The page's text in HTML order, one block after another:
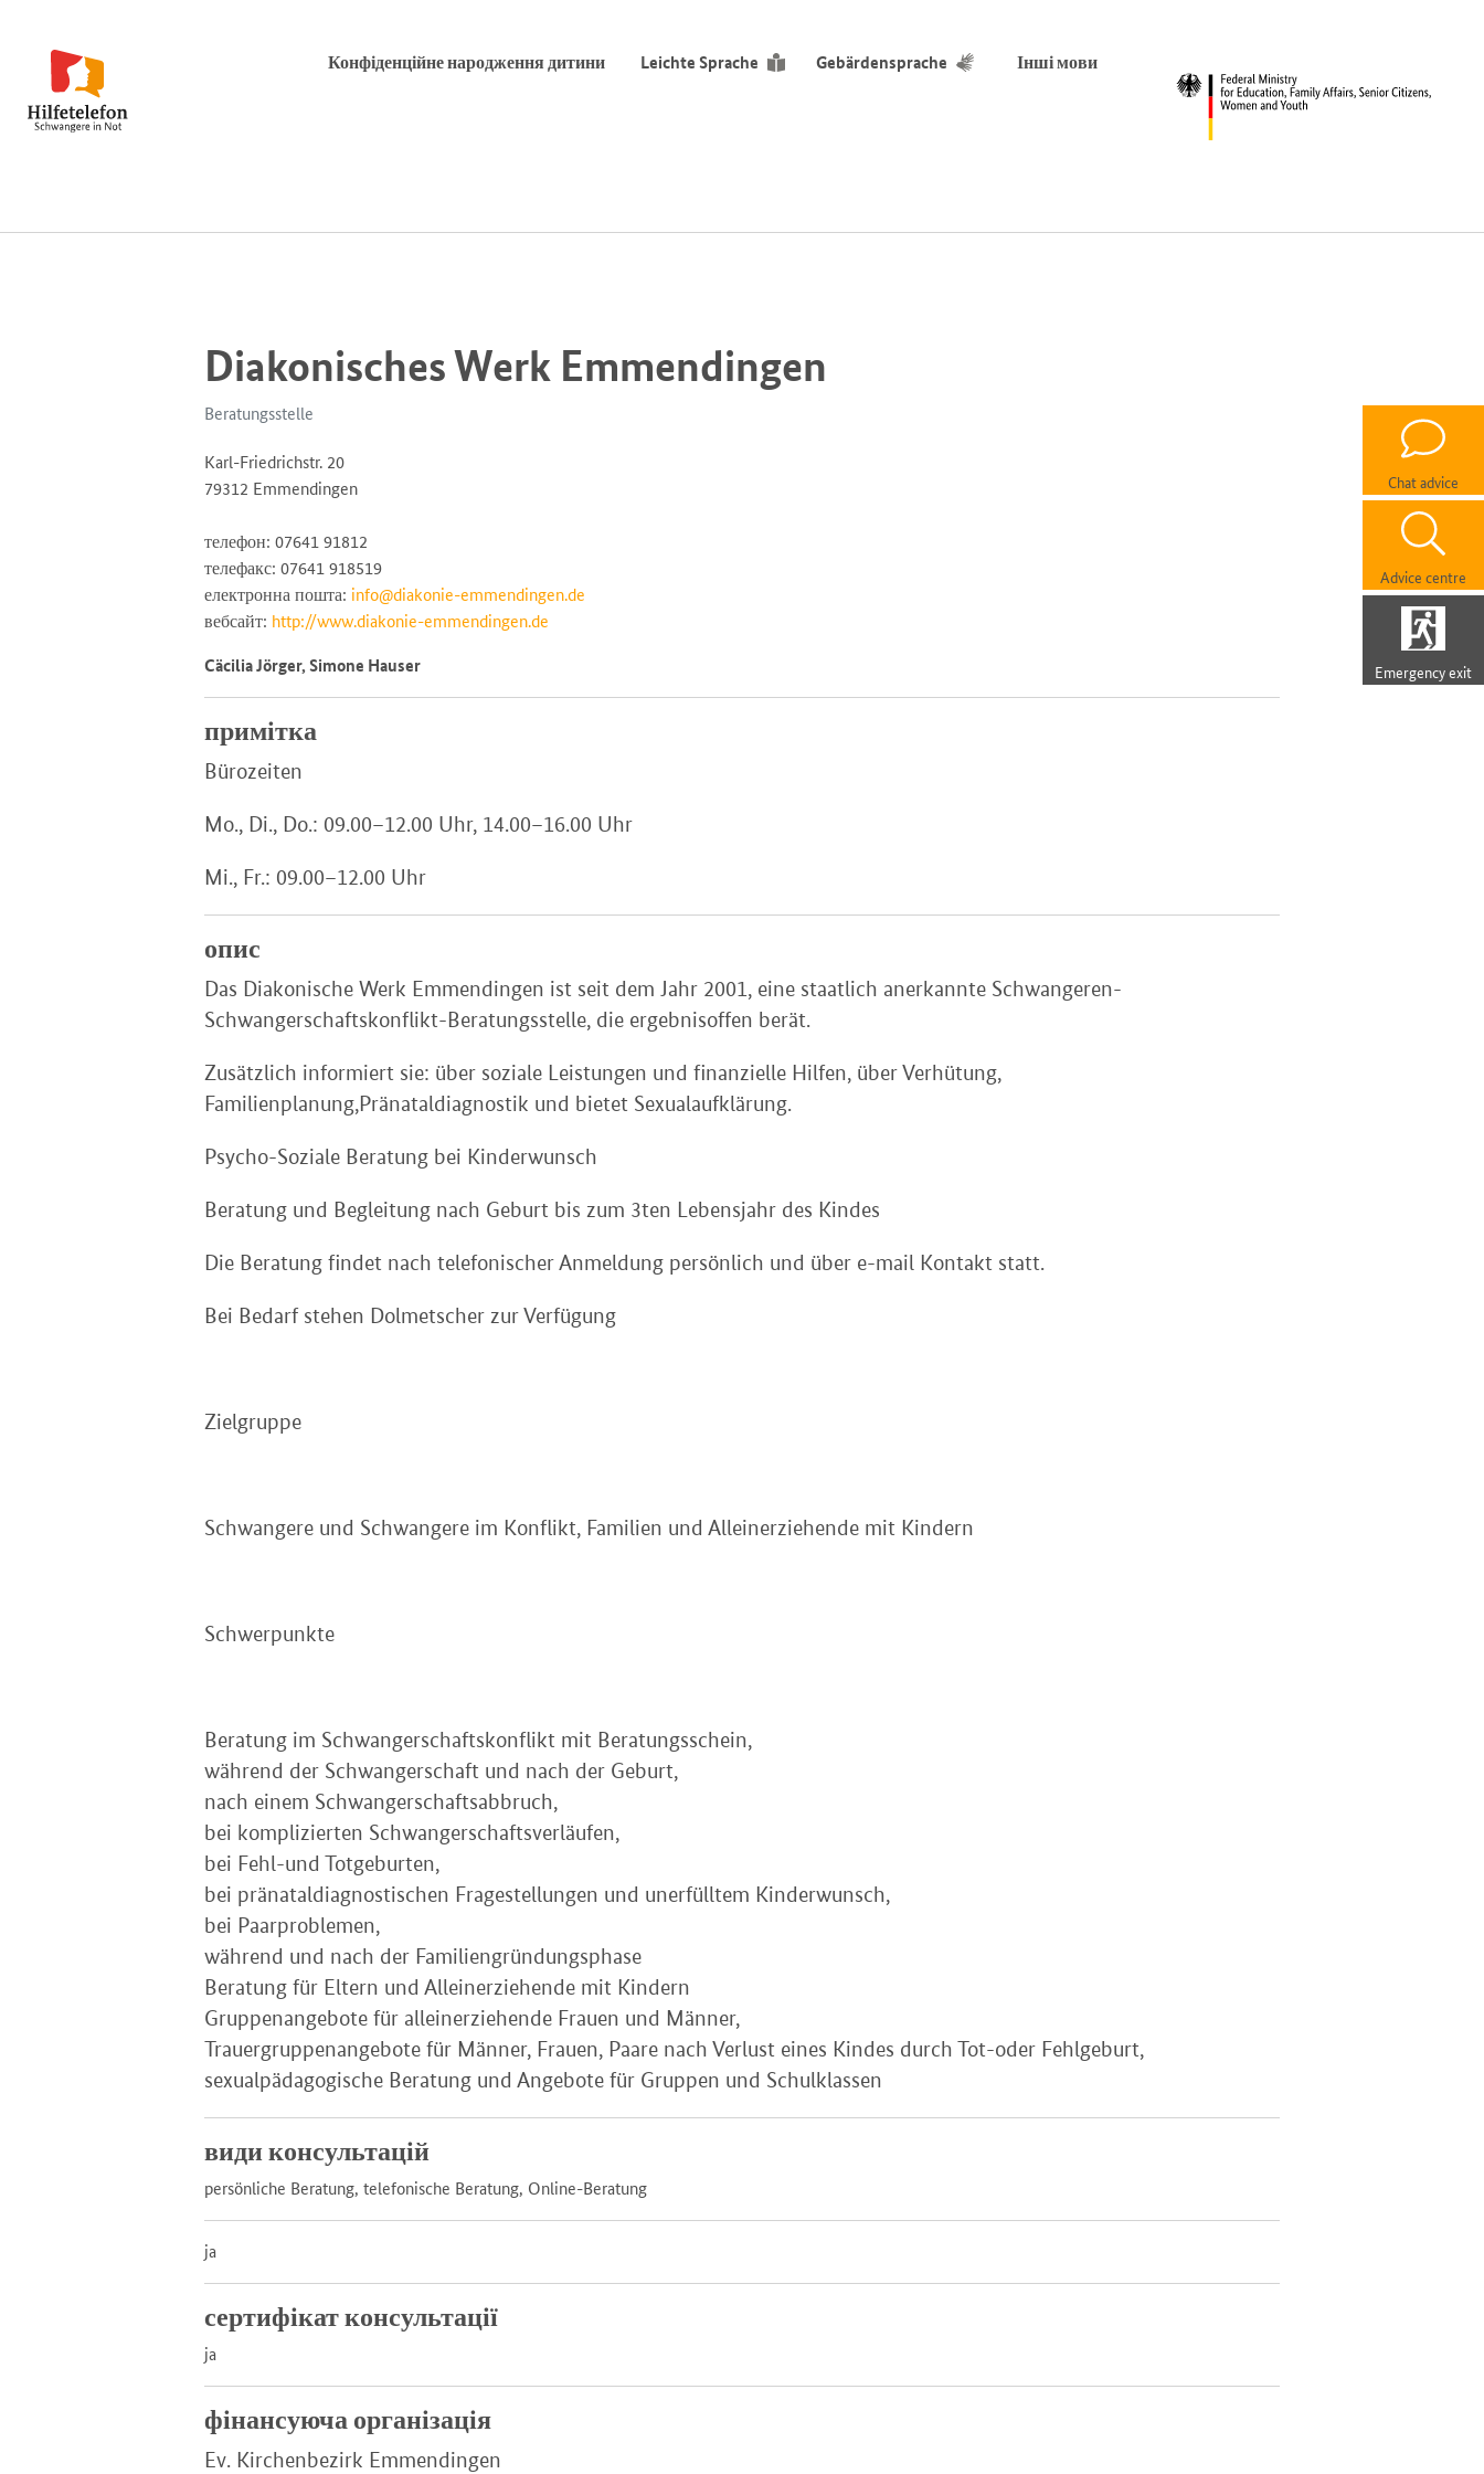
Конфіденційне народження дитини Leichte Sprache Gebärdensprache Інші мови
Chat advice
Advice centre
Emergency exit
Diakonisches Werk Emmendingen
Beratungsstelle
Karl-Friedrichstr. 20
79312 Emmendingen
телефон: 07641 91812
телефакс: 07641 918519
електронна пошта: info@diakonie-emmendingen.de
вебсайт: http://www.diakonie-emmendingen.de
Cäcilia Jörger, Simone Hauser
примітка
Bürozeiten
Mo., Di., Do.: 09.00–12.00 Uhr, 14.00–16.00 Uhr
Mi., Fr.: 09.00–12.00 Uhr
опис
Das Diakonische Werk Emmendingen ist seit dem Jahr 2001, eine staatlich anerkannte Schwangeren-
Schwangerschaftskonflikt-Beratungsstelle, die ergebnisoffen berät.
Zusätzlich informiert sie: über soziale Leistungen und finanzielle Hilfen, über Verhütung,
Familienplanung,Pränataldiagnostik und bietet Sexualaufklärung.
Psycho-Soziale Beratung bei Kinderwunsch
Beratung und Begleitung nach Geburt bis zum 3ten Lebensjahr des Kindes
Die Beratung findet nach telefonischer Anmeldung persönlich und über e-mail Kontakt statt.
Bei Bedarf stehen Dolmetscher zur Verfügung
Zielgruppe
Schwangere und Schwangere im Konflikt, Familien und Alleinerziehende mit Kindern
Schwerpunkte
Beratung im Schwangerschaftskonflikt mit Beratungsschein,
während der Schwangerschaft und nach der Geburt,
nach einem Schwangerschaftsabbruch,
bei komplizierten Schwangerschaftsverläufen,
bei Fehl-und Totgeburten,
bei pränataldiagnostischen Fragestellungen und unerfülltem Kinderwunsch,
bei Paarproblemen,
während und nach der Familiengründungsphase
Beratung für Eltern und Alleinerziehende mit Kindern
Gruppenangebote für alleinerziehende Frauen und Männer,
Trauergruppenangebote für Männer, Frauen, Paare nach Verlust eines Kindes durch Tot-oder Fehlgeburt,
sexualpädagogische Beratung und Angebote für Gruppen und Schulklassen
види консультацій
persönliche Beratung, telefonische Beratung, Online-Beratung
ja
сертифікат консультації
ja
фінансуюча організація
Ev. Kirchenbezirk Emmendingen